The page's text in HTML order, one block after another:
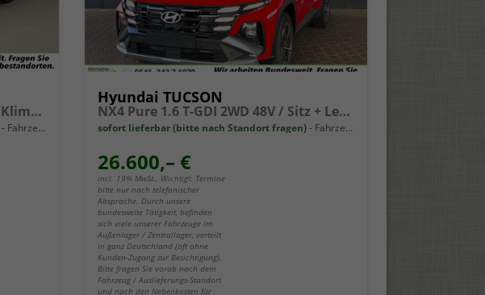
Family 1.6 T-GDI 110kW, 2-Zonen Klimaautomatik, Sitzheizung, AppleCarPlay&Android Auto, Freisprecheinrichtung, Radio DAB, Verkehrszeichenerkennung, Rückfahrkamera, eCall Notrufsystem, 17 Zoll Leichtmetallfelgen, uvm.
Fahrzeug mit Tageszulassung
Hyundai TUCSON
NX4 Pure 1.6 T-GDI 2WD 48V / Sitz + Lenkradheiz. LED Tempomat Alu 17"
sofort lieferbar (bitte nach Standort fragen) Fahrzeug mit Tageszulassung
26.600,– €
incl. 19% MwSt.. Wichtig!: Termine
bitte nur nach telefonischer
Absprache. Durch unsere
bundesweite Tätigkeit, befinden
sich viele unserer Fahrzeuge im
Außenlager / Zentrallager, verteilt
in ganz Deutschland (oft ohne
Kunden-Zugang zur Besichtigung).
Bitte fragen Sie vorab nach dem
Fahrzeug / Auslieferungs-Standort
und nach den Nebenkosten für